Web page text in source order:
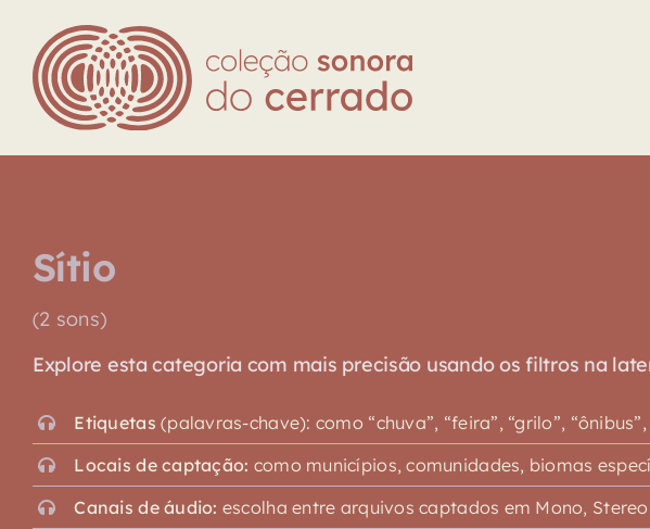
content
Sítio
(2 sons)
Explore esta categoria com mais precisão usando os filtros na
Etiquetas (palavras-chave): como “chuva”, “feira”, “grilo”,
Locais de captação: como municípios, comunidades, biomas
Canais de áudio: escolha entre arquivos captados em Mono,